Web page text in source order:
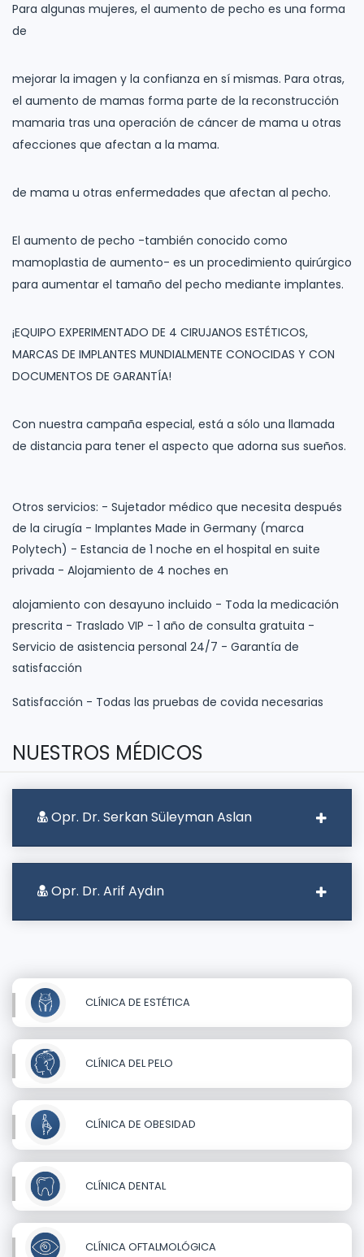
Para algunas mujeres, el aumento de pecho es una forma
de
mejorar la imagen y la confianza en sí mismas. Para otras,
el aumento de mamas forma parte de la reconstrucción
mamaria tras una operación de cáncer de mama u otras
afecciones que afectan a la mama.
de mama u otras enfermedades que afectan al pecho.
El aumento de pecho -también conocido como
mamoplastia de aumento- es un procedimiento quirúrgico
para aumentar el tamaño del pecho mediante implantes.
¡EQUIPO EXPERIMENTADO DE 4 CIRUJANOS ESTÉTICOS,
MARCAS DE IMPLANTES MUNDIALMENTE CONOCIDAS Y CON
DOCUMENTOS DE GARANTÍA!
Con nuestra campaña especial, está a sólo una llamada
de distancia para tener el aspecto que adorna sus sueños.
Otros servicios: - Sujetador médico que necesita después
de la cirugía - Implantes Made in Germany (marca
Polytech) - Estancia de 1 noche en el hospital en suite
privada - Alojamiento de 4 noches en
alojamiento con desayuno incluido - Toda la medicación
prescrita - Traslado VIP - 1 año de consulta gratuita -
Servicio de asistencia personal 24/7 - Garantía de
satisfacción
Satisfacción - Todas las pruebas de covida necesarias
NUESTROS MÉDICOS
Opr. Dr. Serkan Süleyman Aslan
Opr. Dr. Arif Aydın
CLÍNICA DE ESTÉTICA
CLÍNICA DEL PELO
CLÍNICA DE OBESIDAD
CLÍNICA DENTAL
CLÍNICA OFTALMOLÓGICA